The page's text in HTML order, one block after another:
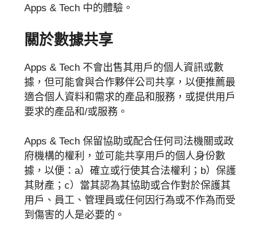
Apps & Tech 中的體驗。
關於數據共享
Apps & Tech 不會出售其用戶的個人資訊或數
據，但可能會與合作夥伴公司共享，以便推薦最
適合個人資料和需求的產品和服務，或提供用戶
要求的產品和/或服務。
Apps & Tech 保留協助或配合任何司法機關或政
府機構的權利，並可能共享用戶的個人身份數
據，以便：a）確立或行使其合法權利；b）保護
其財產；c）當其認為其協助或合作對於保護其
用戶、員工、管理員或任何因行為或不作為而受
到傷害的人是必要的。